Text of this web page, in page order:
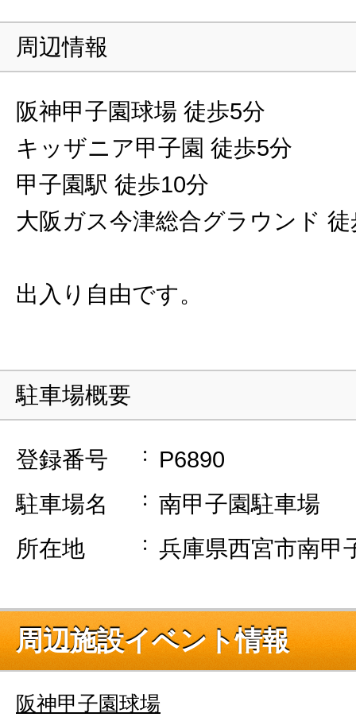
周辺情報
阪神甲子園球場 徒歩5分
キッザニア甲子園 徒歩5分
甲子園駅 徒歩10分
大阪ガス今津総合グラウンド 徒
出入り自由です。
駐車場概要
登録番号
P6890
駐車場名
南甲子園駐車場
所在地
兵庫県西宮市南甲
周辺施設イベント情報
阪神甲子園球場